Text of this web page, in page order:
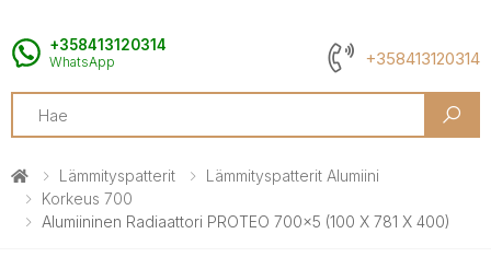
+358413120314
WhatsApp +358413120314
Search
Lämmityspatterit
Lämmityspatterit Alumiini
Korkeus 700
Alumiininen Radiaattori PROTEO 700x5 (100 X 781 X 400)